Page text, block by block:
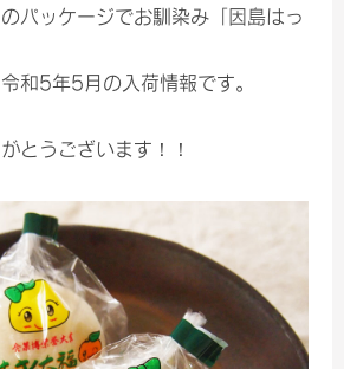
のパッケージでお馴染み「因島はっ
和5年5月の入荷情報です。
とうございます！！